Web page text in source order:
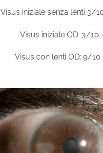
Visus iniziale senza lenti 3/
Visus iniziale OD: 3/10
Visus con lenti OD: 9/10